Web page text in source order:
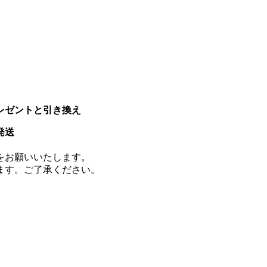
ントと引き換え
送
願いいたします。
。ご了承ください。